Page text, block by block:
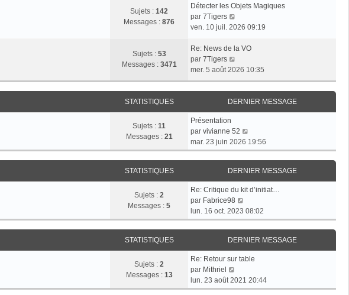
e
n
e
m
e
s
s
a
e
r
e
e
n
i
e
r
m
s
s
a
e
Sujets : 142
Messages : 876
Détecter les Objets Magiques
par 7Tigers
o
r
e
d
e
r
n
e
r
m
s
s
a
g
e
ven. 10 juil. 2026 09:19
Sujets : 53
Messages : 3471
Re: News de la VO
par 7Tigers
o
i
r
l
e
e
r
n
e
r
m
e
s
s
a
g
e
mer. 5 août 2026 10:35
STATISTIQUES DERNIER MESSAGE
Sujets : 11
Messages : 21
Présentation
par vivianne 52
o
i
r
l
e
d
r
i
r
e
s
mar. 23 juin 2026 19:56
STATISTIQUES DERNIER MESSAGE
Sujets : 2
Messages : 5
Re: Critique du kit d’initiat…
par Fabrice98
o
i
r
l
e
d
r
lun. 16 oct. 2023 08:02
STATISTIQUES DERNIER MESSAGE
Sujets : 2
Messages : 13
Re: Retour sur table
par Mithriel
o
i
lun. 23 août 2021 20:44